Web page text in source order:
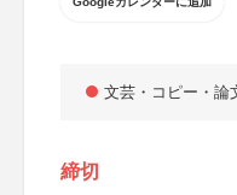
文芸・コピー・論
締切